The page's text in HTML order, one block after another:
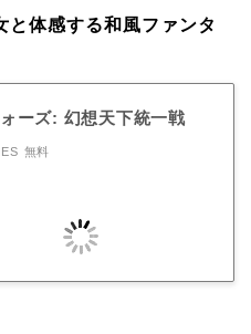
と体感する和風ファンタ
ーズ: 幻想天下統一戦
無料